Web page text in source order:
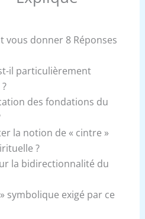
vous donner 8 Réponses
il particulièrement
des fondations du
la notion de « cintre »
?
la bidirectionnalité du
symbolique exigé par ce